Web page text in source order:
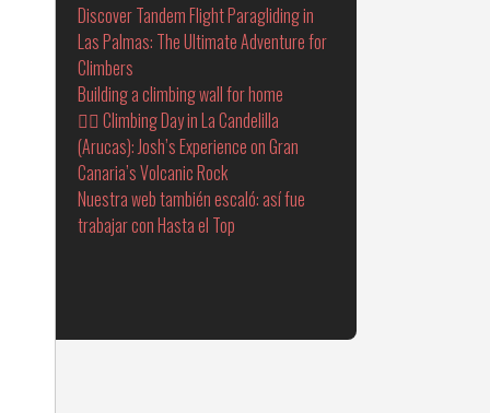
Discover Tandem Flight Paragliding in
Las Palmas: The Ultimate Adventure for
Climbers
Building a climbing wall for home
🧗‍♂️ Climbing Day in La Candelilla
(Arucas): Josh’s Experience on Gran
Canaria’s Volcanic Rock
Nuestra web también escaló: así fue
trabajar con Hasta el Top